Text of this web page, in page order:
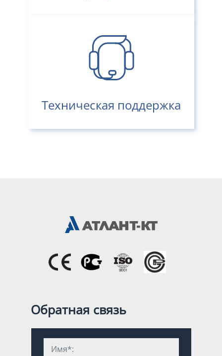
Техническая поддержка
Обратная связь